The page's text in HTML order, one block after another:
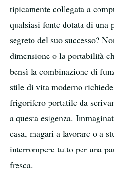
tipicamente collegata a
qualsiasi fonte dotata di
segreto del suo successo?
dimensione o la portabilità
bensì la combinazione di
stile di vita moderno
frigorifero portatile da
a questa esigenza.
casa, magari a lavorare o a
interrompere tutto per una
fresca.